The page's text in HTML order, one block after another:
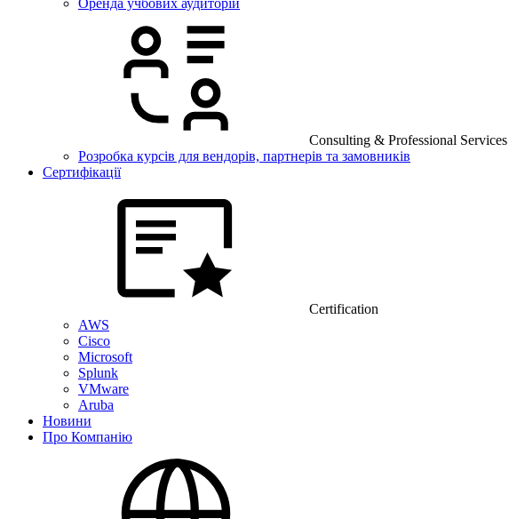
Оренда учбових аудиторій
Consulting & Professional Services
Розробка курсів для вендорів, партнерів та замовників
Сертифікації
Certification
AWS
Cisco
Microsoft
Splunk
VMware
Aruba
Новини
Про Компанію